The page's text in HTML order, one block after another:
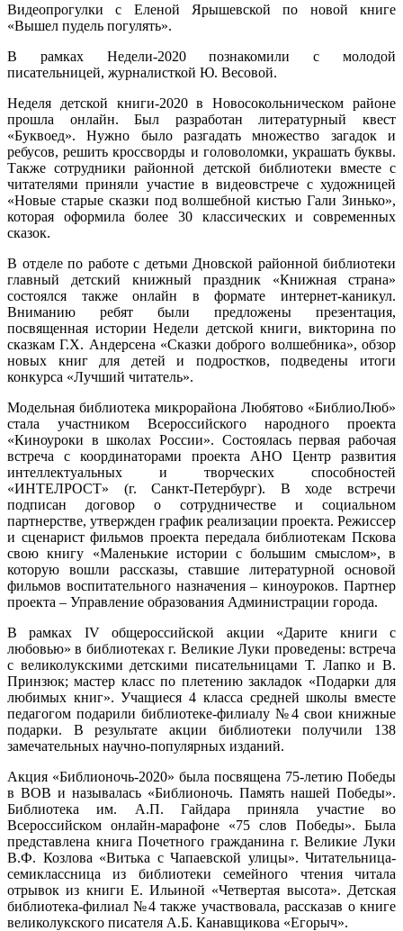
Видеопрогулки с Еленой Ярышевской по новой книге
«Вышел пудель погулять».
В рамках Недели-2020 познакомили с молодой
писательницей, журналисткой Ю. Весовой.
Неделя детской книги-2020 в Новосокольническом районе
прошла онлайн. Был разработан литературный квест
«Буквоед». Нужно было разгадать множество загадок и
ребусов, решить кроссворды и головоломки, украшать буквы.
Также сотрудники районной детской библиотеки вместе с
читателями приняли участие в видеовстрече с художницей
«Новые старые сказки под волшебной кистью Гали Зинько»,
которая оформила более 30 классических и современных
сказок.
В отделе по работе с детьми Дновской районной библиотеки
главный детский книжный праздник «Книжная страна»
состоялся также онлайн в формате интернет-каникул.
Вниманию ребят были предложены презентация,
посвященная истории Недели детской книги, викторина по
сказкам Г.Х. Андерсена «Сказки доброго волшебника», обзор
новых книг для детей и подростков, подведены итоги
конкурса «Лучший читатель».
Модельная библиотека микрорайона Любятово «БиблиоЛюб»
стала участником Всероссийского народного проекта
«Киноуроки в школах России». Состоялась первая рабочая
встреча с координаторами проекта АНО Центр развития
интеллектуальных и творческих способностей
«ИНТЕЛРОСТ» (г. Санкт-Петербург). В ходе встречи
подписан договор о сотрудничестве и социальном
партнерстве, утвержден график реализации проекта. Режиссер
и сценарист фильмов проекта передала библиотекам Пскова
свою книгу «Маленькие истории с большим смыслом», в
которую вошли рассказы, ставшие литературной основой
фильмов воспитательного назначения – киноуроков. Партнер
проекта – Управление образования Администрации города.
В рамках IV общероссийской акции «Дарите книги с
любовью» в библиотеках г. Великие Луки проведены: встреча
с великолукскими детскими писательницами Т. Лапко и В.
Принзюк; мастер класс по плетению закладок «Подарки для
любимых книг». Учащиеся 4 класса средней школы вместе
педагогом подарили библиотеке-филиалу №4 свои книжные
подарки. В результате акции библиотеки получили 138
замечательных научно-популярных изданий.
Акция «Библионочь-2020» была посвящена 75-летию Победы
в ВОВ и называлась «Библионочь. Память нашей Победы».
Библиотека им. А.П. Гайдара приняла участие во
Всероссийском онлайн-марафоне «75 слов Победы». Была
представлена книга Почетного гражданина г. Великие Луки
В.Ф. Козлова «Витька с Чапаевской улицы». Читательница-
семиклассница из библиотеки семейного чтения читала
отрывок из книги Е. Ильиной «Четвертая высота». Детская
библиотека-филиал №4 также участвовала, рассказав о книге
великолукского писателя А.Б. Канавщикова «Егорыч».